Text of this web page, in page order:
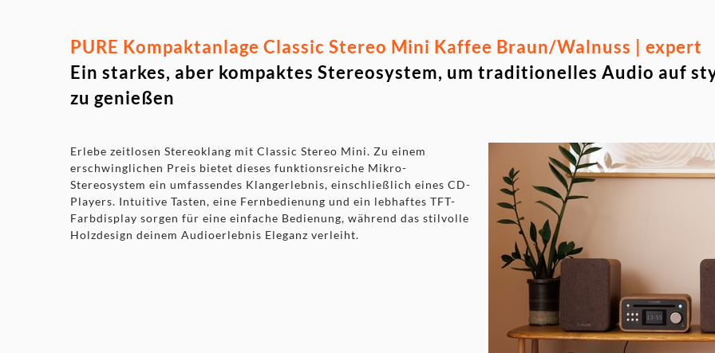
PURE Kompaktanlage Classic Stereo Mini Kaffee Braun/Walnuss | expert
Ein starkes, aber kompaktes Stereosystem, um traditionelles Audio auf
zu genießen
Erlebe zeitlosen Stereoklang mit Classic Stereo Mini. Zu einem
erschwinglichen Preis bietet dieses funktionsreiche Mikro-
Stereosystem ein umfassendes Klangerlebnis, einschließlich eines CD-
Players. Intuitive Tasten, eine Fernbedienung und ein lebhaftes TFT-
Farbdisplay sorgen für eine einfache Bedienung, während das stilvolle
Holzdesign deinem Audioerlebnis Eleganz verleiht.